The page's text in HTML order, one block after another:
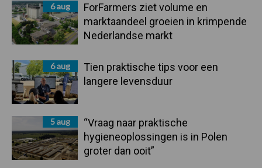
6 aug
ForFarmers ziet volume en
marktaandeel groeien in krimpende
Nederlandse markt
6 aug
Tien praktische tips voor een
langere levensduur
5 aug
“Vraag naar praktische
hygieneoplossingen is in Polen
groter dan ooit”